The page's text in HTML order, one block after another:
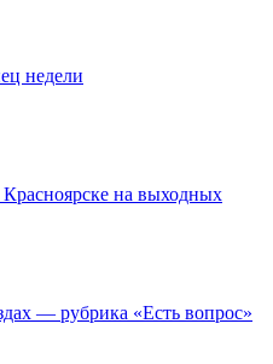
недели
на выходных
— рубрика «Есть вопрос»